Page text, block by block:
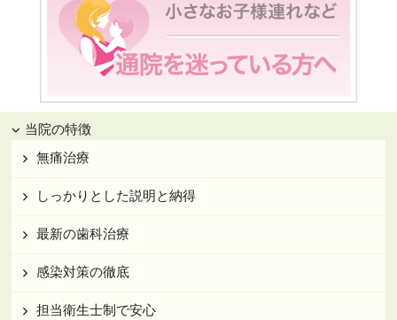
当院の特徴
無痛治療
しっかりとした説明と納得
最新の歯科治療
感染対策の徹底
担当衛生士制で安心